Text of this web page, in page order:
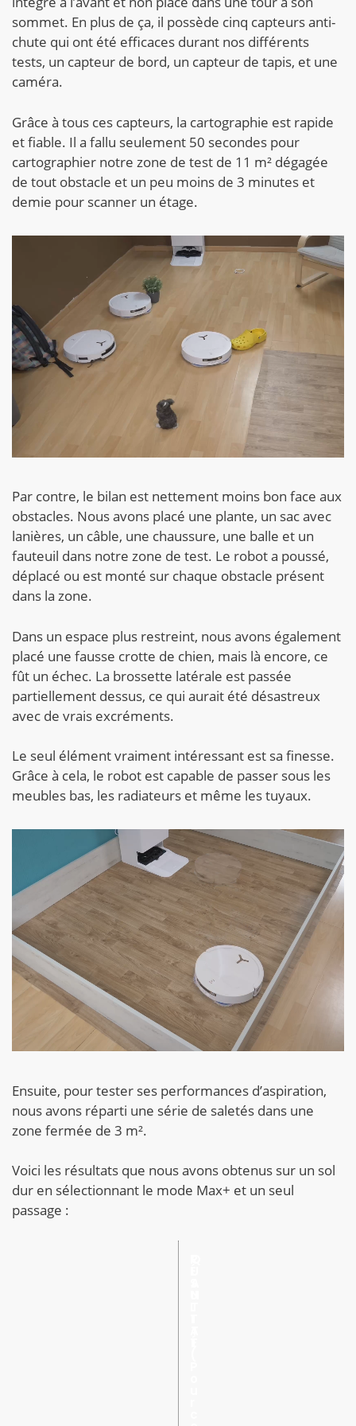
sommet. En plus de ça, il possède cinq capteurs anti-
chute qui ont été efficaces durant nos différents
tests, un capteur de bord, un capteur de tapis, et une
caméra.
Grâce à tous ces capteurs, la cartographie est rapide
et fiable. Il a fallu seulement 50 secondes pour
cartographier notre zone de test de 11 m² dégagée
de tout obstacle et un peu moins de 3 minutes et
demie pour scanner un étage.
Par contre, le bilan est nettement moins bon face aux
obstacles. Nous avons placé une plante, un sac avec
lanières, un câble, une chaussure, une balle et un
fauteuil dans notre zone de test. Le robot a poussé,
déplacé ou est monté sur chaque obstacle présent
dans la zone.
Dans un espace plus restreint, nous avons également
placé une fausse crotte de chien, mais là encore, ce
fût un échec. La brossette latérale est passée
partiellement dessus, ce qui aurait été désastreux
avec de vrais excréments.
Le seul élément vraiment intéressant est sa finesse.
Grâce à cela, le robot est capable de passer sous les
meubles bas, les radiateurs et même les tuyaux.
Ensuite, pour tester ses performances d’aspiration,
nous avons réparti une série de saletés dans une
zone fermée de 3 m².
Voici les résultats que nous avons obtenus sur un sol
dur en sélectionnant le mode Max+ et un seul
passage :